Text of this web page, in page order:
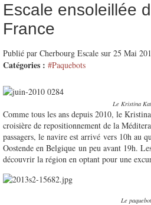
Escale ensoleillée
France
Publié par Cherbourg Escale sur 25 Mai
Catégories : #Paquebots
Le Kristina
Comme tous les ans depuis 2010, le
croisière de repositionnement de la
passagers, le navire est arrivé vers 10h au
Oostende en Belgique un peu avant 19h.
découvrir la région en optant pour une
Le